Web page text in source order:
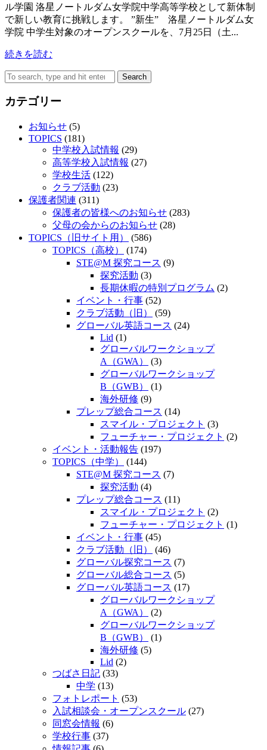
ル学園 洛星ノートルダム女学院中学高等学校として新体制
で新しい教育に挑戦します。 ”新生” 洛星ノートルダム女
学院 中学生対象のオープンスクールを、7月25日（土...
続きを読む
Search
カテゴリー
お知らせ (5)
TOPICS (181)
中学校入試情報 (29)
高等学校入試情報 (27)
学校生活 (122)
クラブ活動 (23)
保護者関連 (311)
保護者の皆様へのお知らせ (283)
父母の会からのお知らせ (28)
TOPICS（旧サイト用）
(586)
TOPICS（高校）
(174)
STE@M 探究コース (9)
探究活動 (3)
長期休暇の特別プログラム (2)
イベント・行事 (52)
クラブ活動（旧）
(59)
グローバル英語コース (24)
Lid (1)
グローバルワークショップ
A（GWA）
(3)
グローバルワークショップ
B（GWB）
(1)
海外研修 (9)
プレップ総合コース (14)
スマイル・プロジェクト (3)
フューチャー・プロジェクト (2)
イベント・活動報告 (197)
TOPICS（中学）
(144)
STE@M 探究コース (7)
探究活動 (4)
プレップ総合コース (11)
スマイル・プロジェクト (2)
フューチャー・プロジェクト (1)
イベント・行事 (45)
クラブ活動（旧）
(46)
グローバル探究コース (7)
グローバル総合コース (5)
グローバル英語コース (17)
グローバルワークショップ
A（GWA）
(2)
グローバルワークショップ
B（GWB）
(1)
海外研修 (5)
Lid (2)
つばさ日記 (33)
中学 (13)
フォトレポート (53)
入試相談会・オープンスクール (27)
同窓会情報 (6)
学校行事 (37)